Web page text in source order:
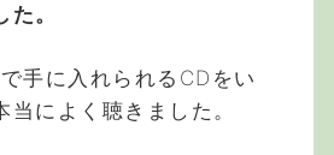
。
手に入れられるCDをい
当によく聴きました。